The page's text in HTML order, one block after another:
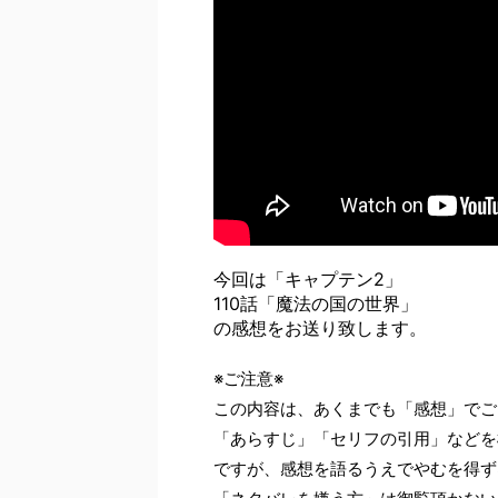
今回は「キャプテン2」
110話「魔法の国の世界」
の感想をお送り致します。
※ご注意※
この内容は、あくまでも「感想」で
「あらすじ」「セリフの引用」など
ですが、感想を語るうえでやむを得